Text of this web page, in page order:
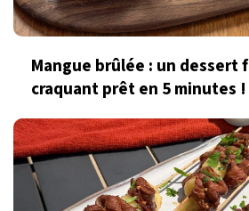
Mangue brûlée : un dessert
craquant prêt en 5 minutes !